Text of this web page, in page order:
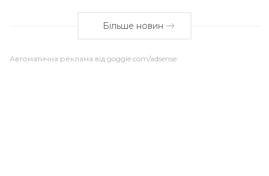
Більше новин
Автоматична реклама від goggle.com/adsense: